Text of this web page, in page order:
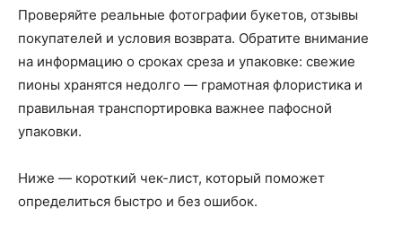
Проверяйте реальные фотографии букетов, отзывы
покупателей и условия возврата. Обратите внимание
на информацию о сроках среза и упаковке: свежие
пионы хранятся недолго — грамотная флористика и
правильная транспортировка важнее пафосной
упаковки.
Ниже — короткий чек-лист, который поможет
определиться быстро и без ошибок.